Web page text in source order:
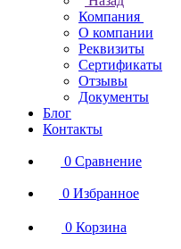
Компания
О компании
Реквизиты
Сертификаты
Отзывы
Документы
Блог
Контакты
0 Сравнение
0 Избранное
0 Корзина